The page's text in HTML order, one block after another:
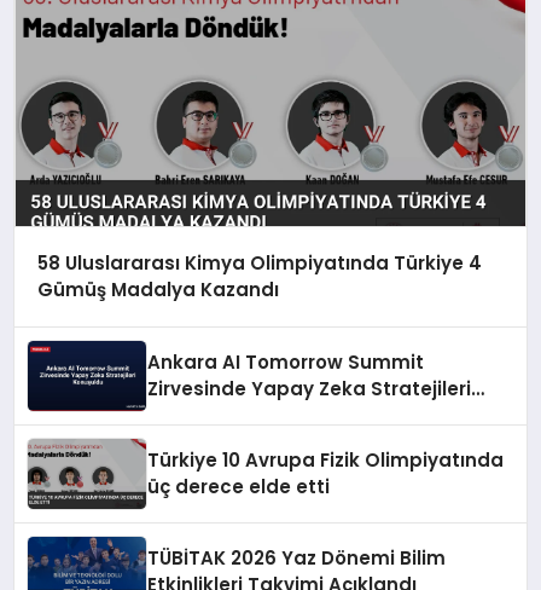
58 Uluslararası Kimya Olimpiyatında Türkiye 4
Gümüş Madalya Kazandı
Ankara AI Tomorrow Summit
Zirvesinde Yapay Zeka Stratejileri
Türkiye 10 Avrupa Fizik Olimpiyatında
üç derece elde etti
TÜBİTAK 2026 Yaz Dönemi Bilim
Etkinlikleri Takvimi Açıklandı